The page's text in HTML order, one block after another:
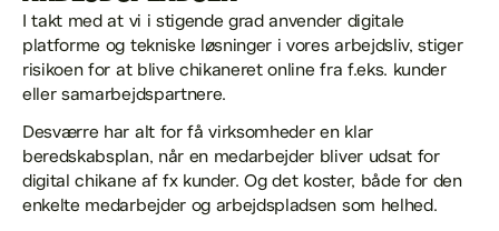
I takt med at vi i stigende grad anvender digitale
platforme og tekniske løsninger i vores arbejdsliv, stiger
risikoen for at blive chikaneret online fra f.eks. kunder
eller samarbejdspartnere.
Desværre har alt for få virksomheder en klar
beredskabsplan, når en medarbejder bliver udsat for
digital chikane af fx kunder. Og det koster, både for den
enkelte medarbejder og arbejdspladsen som helhed.